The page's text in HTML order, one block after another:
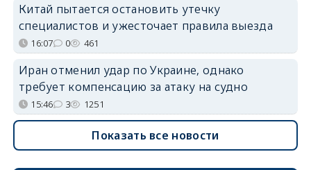
Китай пытается остановить утечку
специалистов и ужесточает правила выезда
16:07 0 461
Иран отменил удар по Украине, однако
требует компенсацию за атаку на судно
15:46 3 1251
Показать все новости